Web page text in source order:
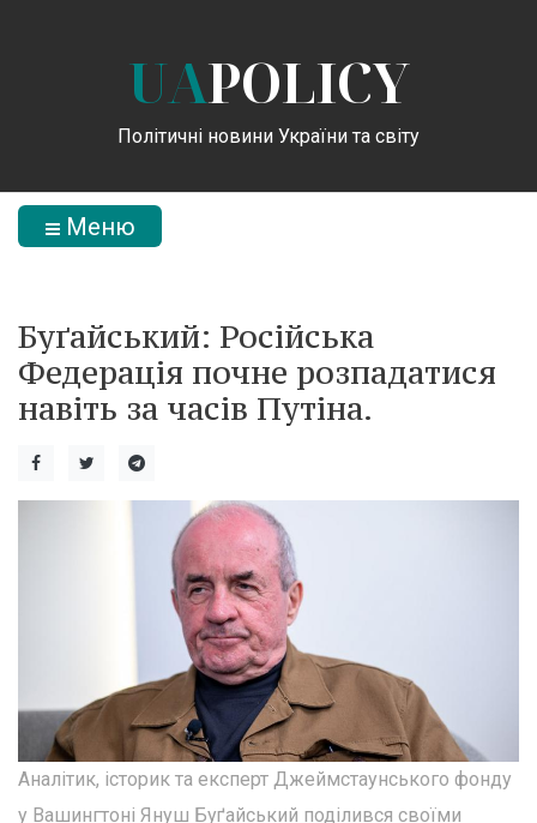
UAPOLICY
Політичні новини України та світу
Меню
Буґайський: Російська
Федерація почне розпадатися
навіть за часів Путіна.
Аналітик, історик та експерт Джеймстаунського фонду
у Вашингтоні Януш Буґайський поділився своїми